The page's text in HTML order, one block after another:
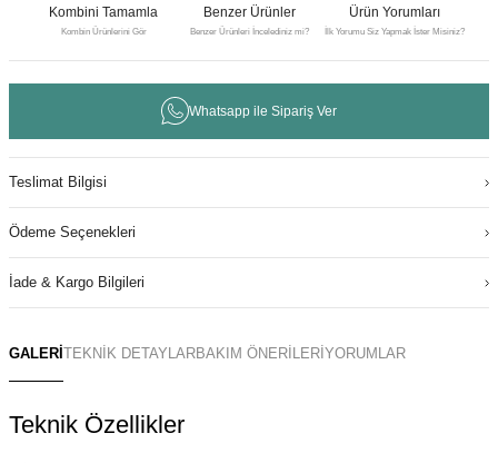
GALERİ TEKNİK DETAYLARBAKIM ÖNERİLERİ YORUMLAR
Teknik Özellikler
Kombini Tamamla
Kombin Ürünlerini Gör
Benzer Ürünler
Benzer Ürünleri İncelediniz mi?
Ürün Yorumları
İlk Yorumu Siz Yapmak İster Misiniz?
Whatsapp ile Sipariş Ver
Teslimat Bilgisi
Ödeme Seçenekleri
İade & Kargo Bilgileri